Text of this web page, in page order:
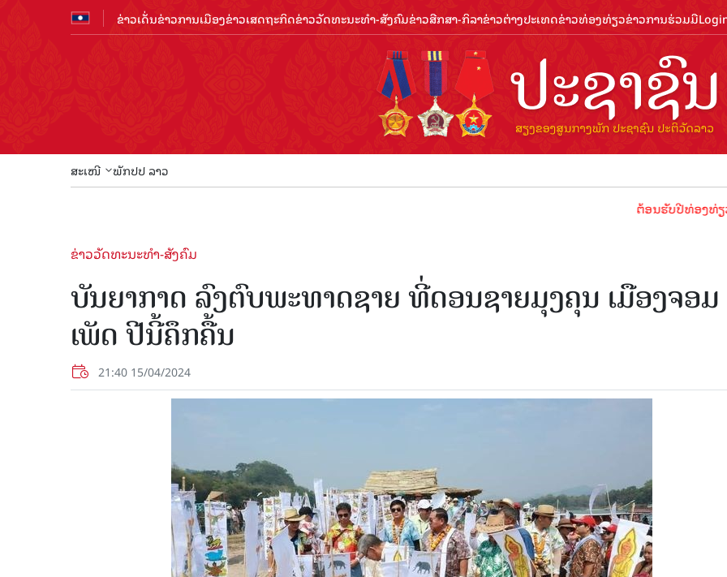
ຂ່າວເດັ່ນຂ່າວການເມືອງຂ່າວເສດຖະກິດຂ່າວວັດທະນະທຳ-ສັງຄົມຂ່າວສືກສາ-ກິລາຂ່າວຕ່າງປະເທດຂ່າວທ່ອງທ່ຽວຂ່າວການຮ່ວມມື
ສະເໜີ ພັກປປ ລາວ
ຕ້ອນຮັບປີທ່ອງທ່ຽວລາວ
ຂ່າວວັດທະນະທຳ-ສັງຄົມ
ບັນຍາກາດ ລົງຕົບພະທາດຊາຍ ທີ່ດອນຊາຍມຸງຄຸນ ເມືອງຈອມ
ເພັດ ປີນີ້ຄຶກຄື້ນ
21:40 15/04/2024